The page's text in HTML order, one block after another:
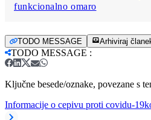
funkcionalno omaro
TODO MESSAGE Arhiviraj
TODO MESSAGE :
Ključne besede/oznake, povezane s
Informacije o cepivu proti covidu-19